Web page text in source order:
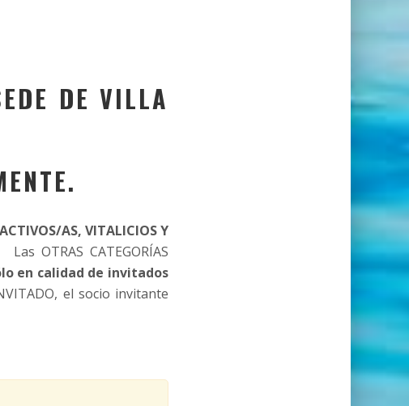
DE VILLA
AS, VITALICIOS Y
Las OTRAS CATEGORÍAS
en calidad de invitados
el socio invitante